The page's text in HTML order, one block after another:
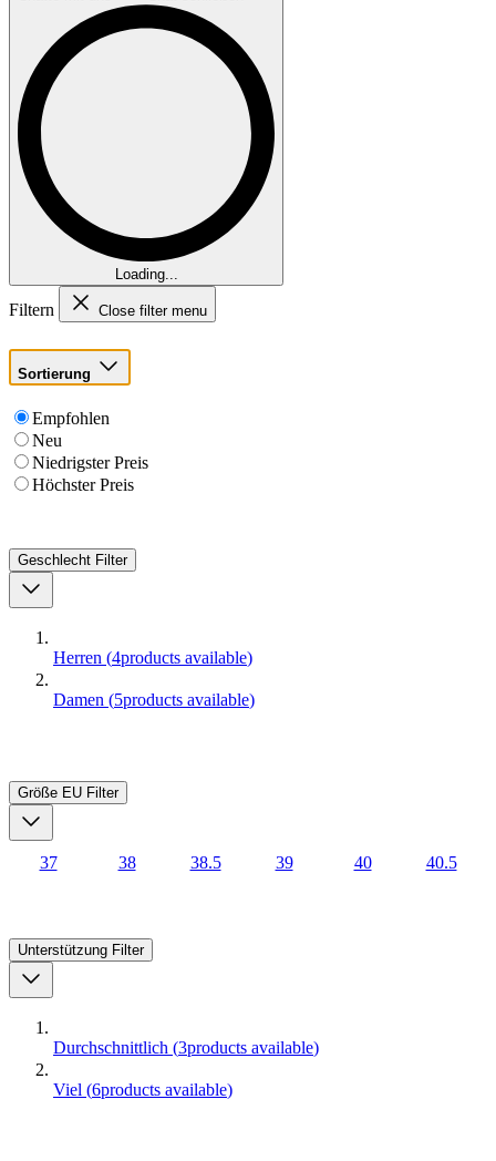
Loading...
Filtern Close filter menu
Sortierung
Empfohlen
Neu
Niedrigster Preis
Höchster Preis
Geschlecht Filter
Herren (4products available)
Damen (5products available)
Größe EU Filter
37 38 38.5 39 40 40.5
Unterstützung Filter
Durchschnittlich (3products available)
Viel (6products available)